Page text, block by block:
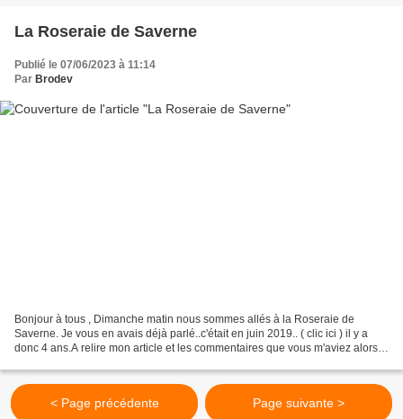
La Roseraie de Saverne
Publié le 07/06/2023 à 11:14
Par Brodev
Bonjour à tous , Dimanche matin nous sommes allés à la Roseraie de
Saverne. Je vous en avais déjà parlé..c'était en juin 2019.. ( clic ici ) il y a
donc 4 ans.A relire mon article et les commentaires que vous m'aviez alors
< Page précédente Page suivante >